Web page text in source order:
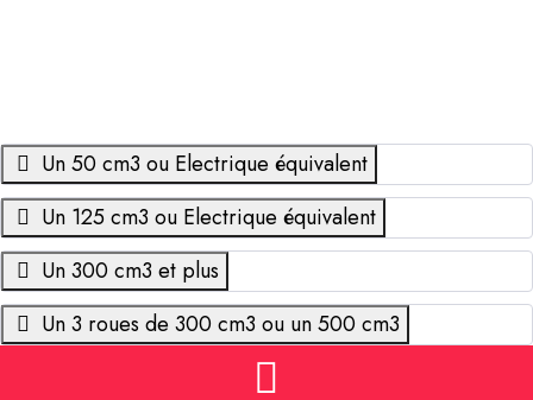
Un 50 cm3 ou Electrique équivalent
Un 125 cm3 ou Electrique équivalent
Un 300 cm3 et plus
Un 3 roues de 300 cm3 ou un 500 cm3